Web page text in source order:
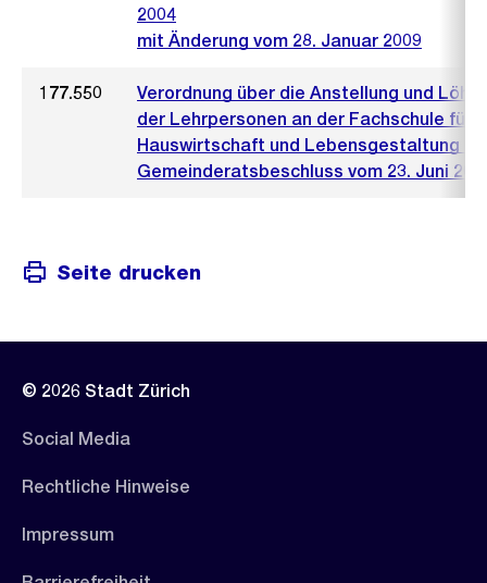
2004
mit Änderung vom 28. Januar 2009
177.550
Verordnung über die Anstellung und
der Lehrpersonen an der Fachschule für
Hauswirtschaft und Lebensgestaltung
Gemeinderatsbeschluss vom 23. Juni
Seite drucken
© 2026 Stadt Zürich
Social Media
Rechtliche Hinweise
Impressum